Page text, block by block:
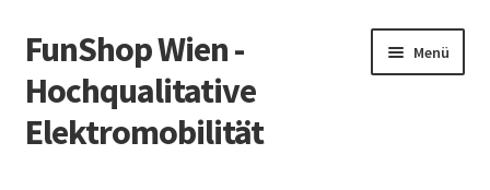
Zur
Navigation
springen
Zum
Inhalt
springen
FunShop Wien -
Hochqualitative
Elektromobilität
Menü